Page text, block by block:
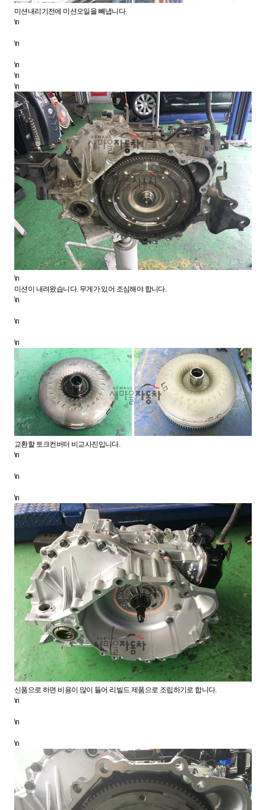
미션내리기전에 미션오일을 빼냅니다.
\n
\n
\n
\n
\n
\n
미션이 내려왔습니다. 무게가 있어 조심해야 합니다.
\n
\n
\n
교환할 토크컨버터 비교사진입니다.
\n
\n
\n
신품으로 하면 비용이 많이 들어 리빌드 제품으로 조립하기로 합니다.
\n
\n
\n